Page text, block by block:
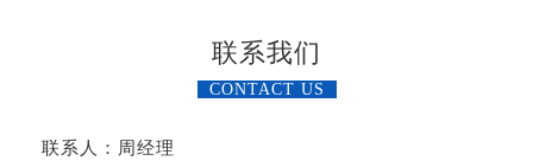
联系我们
CONTACT US
联系人：周经理